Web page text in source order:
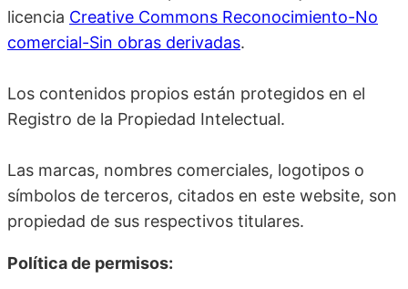
licencia Creative Commons Reconocimiento-No
comercial-Sin obras derivadas.
Los contenidos propios están protegidos en el
Registro de la Propiedad Intelectual.
Las marcas, nombres comerciales, logotipos o
símbolos de terceros, citados en este website, son
propiedad de sus respectivos titulares.
Política de permisos: